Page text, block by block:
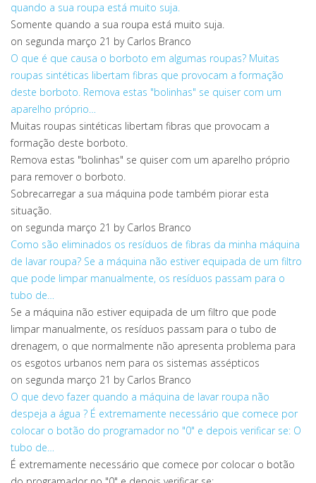
quando a sua roupa está muito suja.
Somente quando a sua roupa está muito suja.
on segunda março 21 by Carlos Branco
O que é que causa o borboto em algumas roupas? Muitas
roupas sintéticas libertam fibras que provocam a formação
deste borboto. Remova estas "bolinhas" se quiser com um
aparelho próprio…
Muitas roupas sintéticas libertam fibras que provocam a
formação deste borboto.
Remova estas "bolinhas" se quiser com um aparelho próprio
para remover o borboto.
Sobrecarregar a sua máquina pode também piorar esta
situação.
on segunda março 21 by Carlos Branco
Como são eliminados os resíduos de fibras da minha máquina
de lavar roupa? Se a máquina não estiver equipada de um filtro
que pode limpar manualmente, os resíduos passam para o
tubo de…
Se a máquina não estiver equipada de um filtro que pode
limpar manualmente, os resíduos passam para o tubo de
drenagem, o que normalmente não apresenta problema para
os esgotos urbanos nem para os sistemas assépticos
on segunda março 21 by Carlos Branco
O que devo fazer quando a máquina de lavar roupa não
despeja a água ? É extremamente necessário que comece por
colocar o botão do programador no "0" e depois verificar se: O
tubo de…
É extremamente necessário que comece por colocar o botão